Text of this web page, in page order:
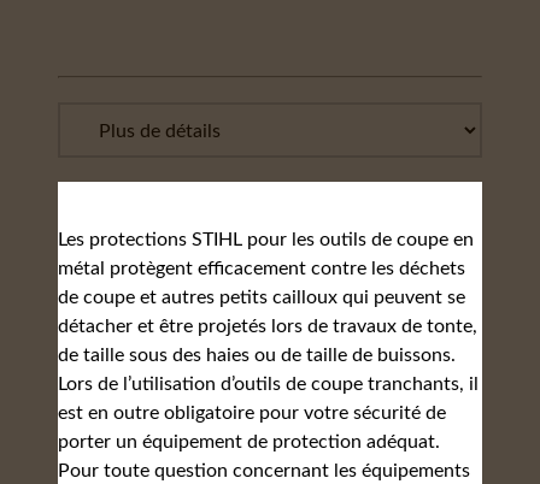
Les protections STIHL pour les outils de coupe en
métal protègent efficacement contre les déchets
de coupe et autres petits cailloux qui peuvent se
détacher et être projetés lors de travaux de tonte,
de taille sous des haies ou de taille de buissons.
Lors de l’utilisation d’outils de coupe tranchants, il
est en outre obligatoire pour votre sécurité de
porter un équipement de protection adéquat.
Pour toute question concernant les équipements